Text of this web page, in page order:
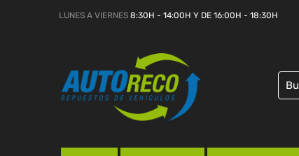
LUNES A VIERNES 8:30H - 14:00H Y DE 16:00H - 18:30H